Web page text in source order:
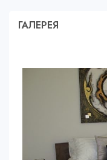
ГАЛЕРЕЯ